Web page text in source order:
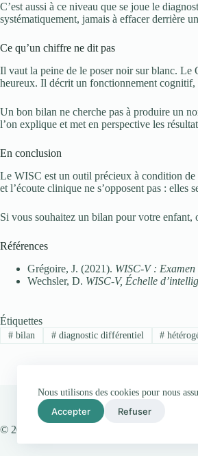
Nous utilisons des cookies pour nous
Accepter Refuser
C’est aussi à ce niveau que se joue le
systématiquement, jamais à effacer derrière
Ce qu’un chiffre ne dit pas
Il vaut la peine de le poser noir sur blanc. Le
heureux. Il décrit un fonctionnement cognitif,
Un bon bilan ne cherche pas à produire un
l’on explique et met en perspective les
En conclusion
Le WISC est un outil précieux à condition de
et l’écoute clinique ne s’opposent pas : elles
Si vous souhaitez un bilan pour votre enfant,
Références
Grégoire, J. (2021). WISC-V : Examen
Wechsler, D. WISC-V, Échelle
Étiquettes
#bilan #diagnostic différentiel #
© 2026 - Alexalie